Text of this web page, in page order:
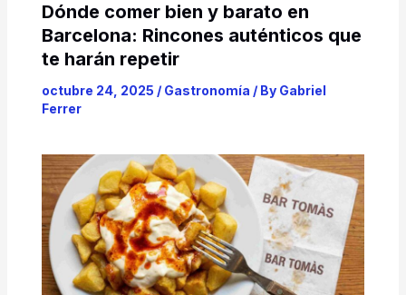
Dónde comer bien y barato en
Barcelona: Rincones auténticos que
te harán repetir
octubre 24, 2025 / Gastronomía / By Gabriel
Ferrer